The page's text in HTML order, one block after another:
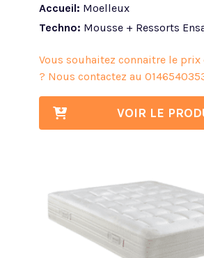
Accueil: Moelleux
Techno: Mousse + Ressorts
Vous souhaitez connaitre le prix
? Nous contactez au
VOIR LE